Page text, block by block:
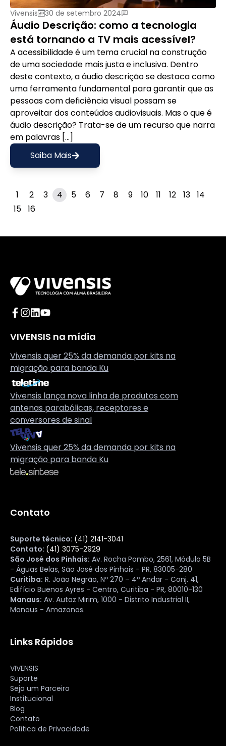
Vivensis 30 de setembro 2024
Áudio Descrição: como a tecnologia
está tornando a TV mais acessível?
A acessibilidade é um tema crucial na construção
de uma sociedade mais justa e inclusiva. Dentro
deste contexto, a áudio descrição se destaca como
uma ferramenta fundamental para garantir que as
pessoas com deficiência visual possam se
aproveitar dos conteúdos audiovisuais. Mas o que é
áudio descrição? Trata-se de um recurso que narra
em palavras […]
Saiba Mais
1 2 3 4 5 6 7 8 9 10 11 12 13 14
15 16
Acesse o Facebook da Vivensis
Acesse o Instagram da Vivensis
Acesse o LinkedIn da Vivensis
Acesse o YouTube da Vivensis
VIVENSIS na mídia
Vivensis quer 25% da demanda por kits na
migração para banda Ku
Vivensis lança nova linha de produtos com
antenas parabólicas, receptores e
conversores de sinal
Vivensis quer 25% da demanda por kits na
migração para banda Ku
Contato
Suporte técnico: (41) 2141-3041
Contato: (41) 3075-2929
São José dos Pinhais: Av. Rocha Pombo, 2561, Módulo 5B
- Águas Belas, São José dos Pinhais - PR, 83005-280
Curitiba: R. João Negrão, Nº 270 – 4º Andar - Conj. 41,
Edifício Buenos Ayres - Centro, Curitiba - PR, 80010-130
Manaus: Av. Autaz Mirim, 1000 - Distrito Industrial II,
Manaus - Amazonas.
Links Rápidos
VIVENSIS
Suporte
Seja um Parceiro
Institucional
Blog
Contato
Política de Privacidade